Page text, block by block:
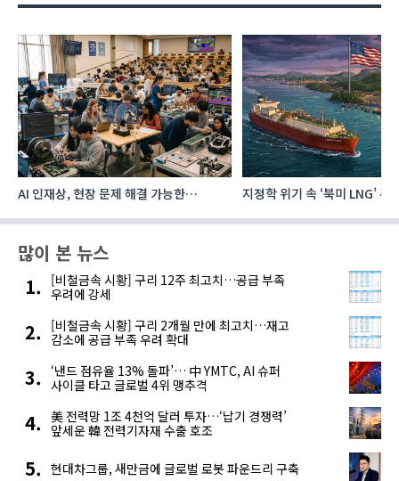
AI 인재상, 현장 문제 해결 가능한
지정학 위기 속 ‘북미 LNG’
많이 본 뉴스
[비철금속 시황] 구리 12주 최고치…공급 부족
우려에 강세
[비철금속 시황] 구리 2개월 만에 최고치…재고
감소에 공급 부족 우려 확대
‘낸드 점유율 13% 돌파’… 中 YMTC, AI 슈퍼
사이클 타고 글로벌 4위 맹추격
美 전력망 1조 4천억 달러 투자…‘납기 경쟁력’
앞세운 韓 전력기자재 수출 호조
현대차그룹, 새만금에 글로벌 로봇 파운드리 구축